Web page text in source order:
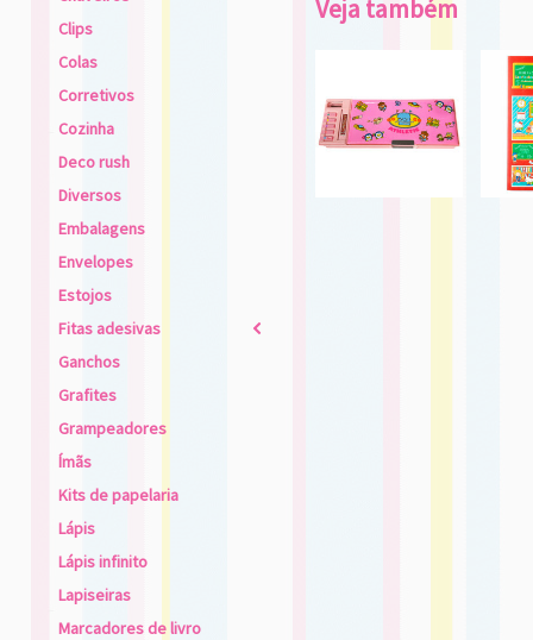
Clips
Colas
Corretivos
Cozinha
Deco rush
Diversos
Embalagens
Envelopes
Estojos
Fitas adesivas
2
Ganchos
Grafites
Grampeadores
Ímãs
Kits de papelaria
Lápis
Lápis infinito
Lapiseiras
Marcadores de livro
Veja também